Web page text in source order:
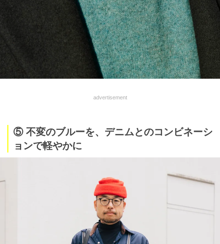
advertisement
⑤ 不変のブルーを、デニムとのコンビネーシ
ョンで軽やかに